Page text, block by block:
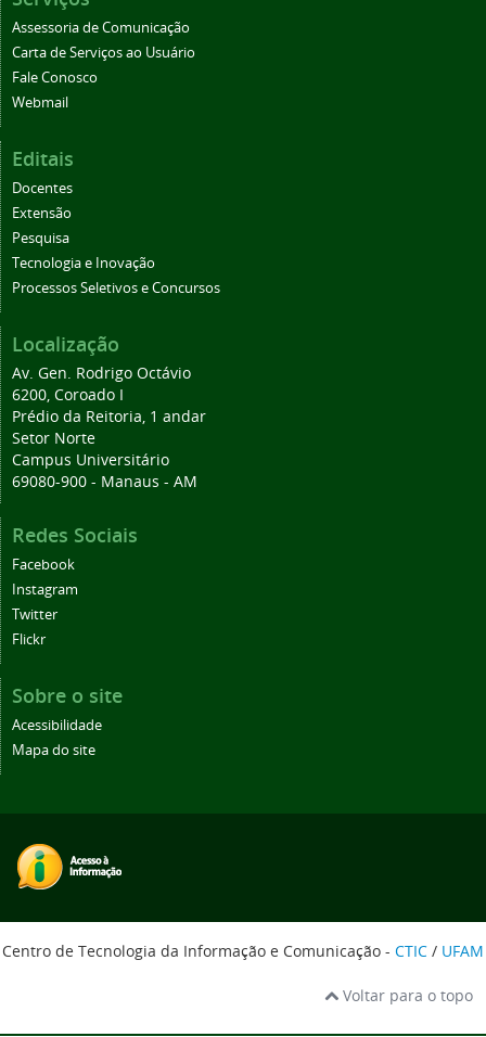
Assessoria de Comunicação
Carta de Serviços ao Usuário
Fale Conosco
Webmail
Editais
Docentes
Extensão
Pesquisa
Tecnologia e Inovação
Processos Seletivos e Concursos
Localização
Av. Gen. Rodrigo Octávio
6200, Coroado I
Prédio da Reitoria, 1 andar
Setor Norte
Campus Universitário
69080-900 - Manaus - AM
Redes Sociais
Facebook
Instagram
Twitter
Flickr
Sobre o site
Acessibilidade
Mapa do site
Centro de Tecnologia da Informação e Comunicação - CTIC / UFAM
Voltar para o topo